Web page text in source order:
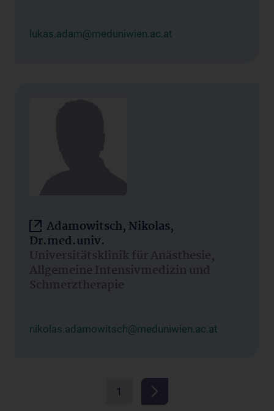
lukas.adam@meduniwien.ac.at
Adamowitsch, Nikolas,
Dr.med.univ.
Universitätsklinik für Anästhesie,
Allgemeine Intensivmedizin und
Schmerztherapie
nikolas.adamowitsch@meduniwien.ac.at
1